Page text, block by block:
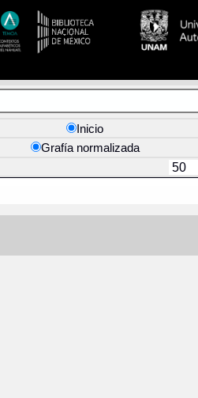
Inicio
Grafía normalizada